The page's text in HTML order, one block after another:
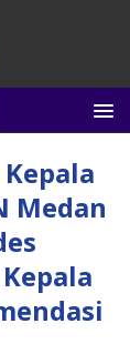
Medan